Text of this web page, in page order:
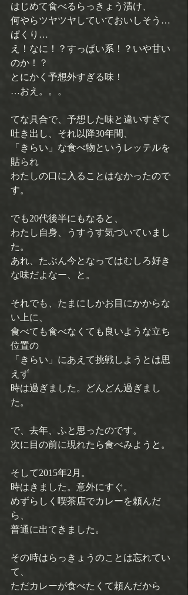
はじめて食べるらっきょう漬け、
何やらツヤツヤしていておいしそう…
ぱくり…
え！なに！？すっぱい系！？いや甘い
のか！？
とにかく予想外すぎる味！
…おえ。。。
てな具合で、予想した味と違いすぎて
吐き出し、それ以降30年間、
「きらい」な食べ物というレッテルを
貼られ
わたしの口に入ることはなかったので
す。
でも20代後半にもなると、
わたし自身、うすうす気づいていまし
た。
あれ、たぶん今となってはむしろ好き
な味だよなー、と。
それでも、たまにしかお目にかからな
い上に、
食べても食べなくても良いような立ち
位置の
「きらい」にあえて挑戦しようとは思
えず
時は過ぎました。どんどん過ぎまし
た。
で、去年、ふと思ったのです。
次に目の前に現れたら食べみようと。
そして2015年2月。
時はきました。意外にすぐ。
めずらしく喫茶店でカレーを頼んだ
ら、
普通に出てきました。
その時はらっきょうのことは忘れてい
て、
ただカレーが食べたくて頼んだから